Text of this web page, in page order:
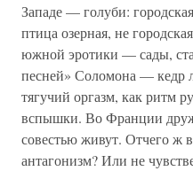
Западе — голуби:
птица озерная, не
южной эротики — сады,
песней» Соломона — кедр
тягучий оргазм, как ритм
вспышки. Во Франции
совестью живут. Отчего ж
антагонизм? Или не